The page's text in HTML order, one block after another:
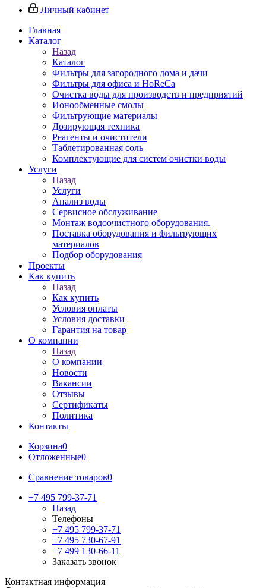
Личный кабинет
Главная
Каталог
Назад
Каталог
Фильтры для загородного дома и дачи
Фильтры для офиса и HoReCa
Очистка воды для производств и предприятий
Ионообменные смолы
Фильтрующие материалы
Дозирующая техника
Реагенты и очистители
Таблетированная соль
Комплектующие для систем очистки воды
Услуги
Назад
Услуги
Анализ воды
Сервисное обслуживание
Монтаж водоочистного оборудования.
Поставка оборудования и фильтрующих
материалов
Подбор оборудования
Проекты
Как купить
Назад
Как купить
Условия оплаты
Условия доставки
Гарантия на товар
О компании
Назад
О компании
Новости
Вакансии
Отзывы
Сертификаты
Политика
Контакты
Корзина0
Отложенные0
Сравнение товаров0
+7 495 799-37-71
Назад
Телефоны
+7 495 799-37-71
+7 495 730-67-91
+7 499 130-66-11
Заказать звонок
Контактная информация